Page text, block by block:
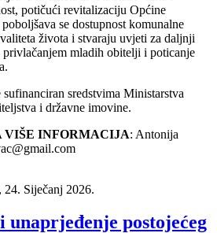
potičući revitalizaciju Općine
se dostupnost komunalne
života i stvaraju uvjeti za daljnji
privlačanjem mladih obitelji i poticanje
sufinanciran sredstvima Ministarstva
i državne imovine.
VIŠE INFORMACIJA: Antonija
Siječanj 2026.
postojećeg